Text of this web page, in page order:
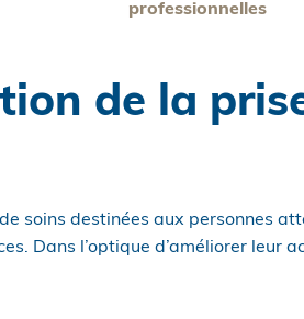
professionnelles
de la
soins destinées aux personnes
Dans l’optique d’améliorer leur